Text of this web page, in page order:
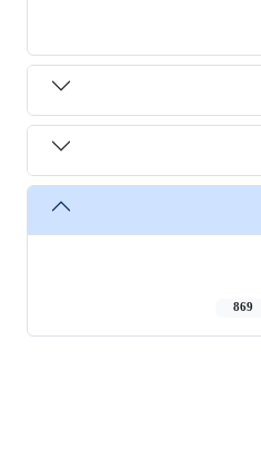
869